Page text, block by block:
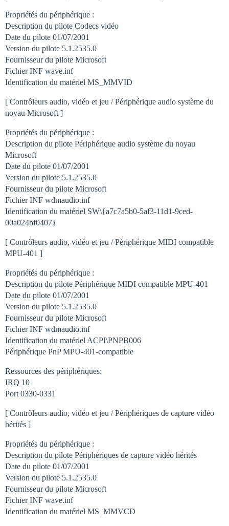
Propriétés du périphérique :
Description du pilote Codecs vidéo
Date du pilote 01/07/2001
Version du pilote 5.1.2535.0
Fournisseur du pilote Microsoft
Fichier INF wave.inf
Identification du matériel MS_MMVID
[ Contrôleurs audio, vidéo et jeu / Périphérique audio système du
noyau Microsoft ]
Propriétés du périphérique :
Description du pilote Périphérique audio système du noyau
Microsoft
Date du pilote 01/07/2001
Version du pilote 5.1.2535.0
Fournisseur du pilote Microsoft
Fichier INF wdmaudio.inf
Identification du matériel SW\{a7c7a5b0-5af3-11d1-9ced-
00a024bf0407}
[ Contrôleurs audio, vidéo et jeu / Périphérique MIDI compatible
MPU-401 ]
Propriétés du périphérique :
Description du pilote Périphérique MIDI compatible MPU-401
Date du pilote 01/07/2001
Version du pilote 5.1.2535.0
Fournisseur du pilote Microsoft
Fichier INF wdmaudio.inf
Identification du matériel ACPI\PNPB006
Périphérique PnP MPU-401-compatible
Ressources des périphériques:
IRQ 10
Port 0330-0331
[ Contrôleurs audio, vidéo et jeu / Périphériques de capture vidéo
hérités ]
Propriétés du périphérique :
Description du pilote Périphériques de capture vidéo hérités
Date du pilote 01/07/2001
Version du pilote 5.1.2535.0
Fournisseur du pilote Microsoft
Fichier INF wave.inf
Identification du matériel MS_MMVCD